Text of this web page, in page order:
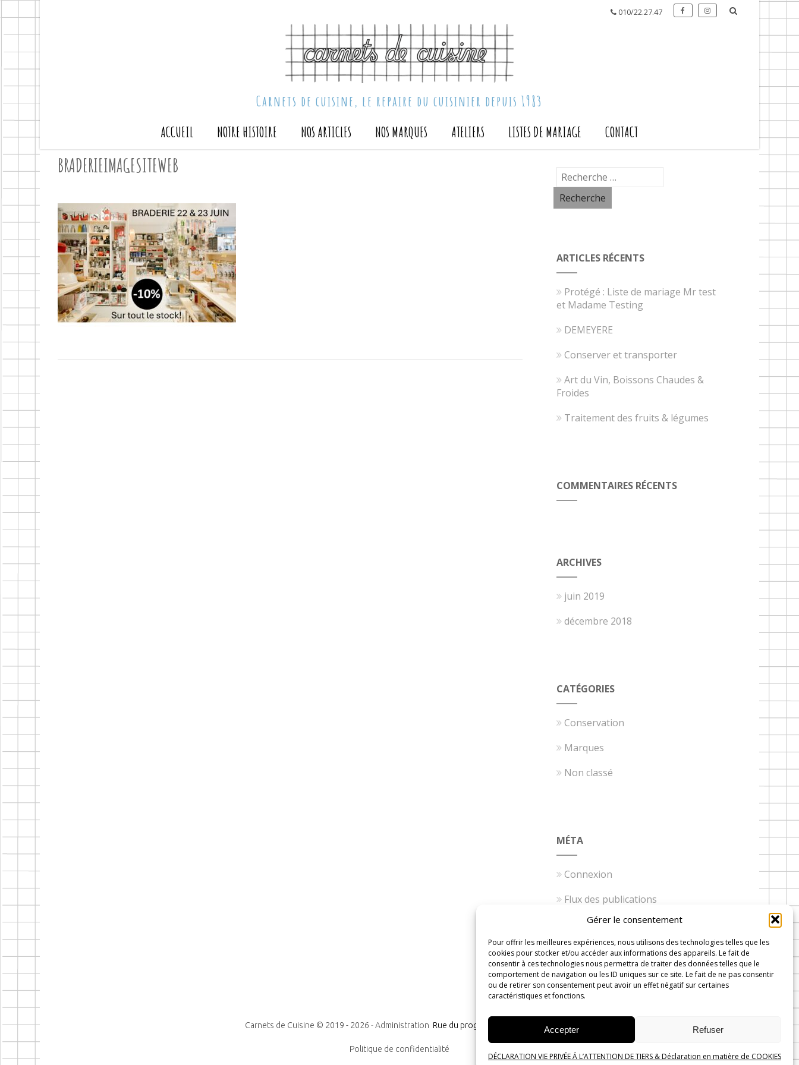
Gérer le consentement
Pour offrir les meilleures expériences, nous utilisons des technologies telles que les
cookies pour stocker et/ou accéder aux informations des appareils. Le fait de
consentir à ces technologies nous permettra de traiter des données telles que le
comportement de navigation ou les ID uniques sur ce site. Le fait de ne pas consentir
ou de retirer son consentement peut avoir un effet négatif sur certaines
caractéristiques et fonctions.
Accepter Refuser
DÉCLARATION VIE PRIVÉE Á L’ATTENTION DE TIERS & Déclaration en matière de COOKIES
010/22.27.47
Carnets de cuisine, le repaire du cuisinier depuis 1983
ACCUEIL
NOTRE HISTOIRE NOS ARTICLES NOS MARQUES ATELIERS LISTES DE MARIAGE CONTACT
BRADERIEIMAGESITEWEB
ARTICLES RÉCENTS
Protégé : Liste de mariage Mr test
et Madame Testing
DEMEYERE
Conserver et transporter
Art du Vin, Boissons Chaudes &
Froides
Traitement des fruits & légumes
COMMENTAIRES RÉCENTS
ARCHIVES
juin 2019
décembre 2018
CATÉGORIES
Conservation
Marques
Non classé
MÉTA
Connexion
Flux des publications
Flux des commentaires
Site de WordPress-FR
Carnets de Cuisine © 2019 - 2026 -Administration Rue du progrès n°7, 1300 Wavre
Politique de confidentialité